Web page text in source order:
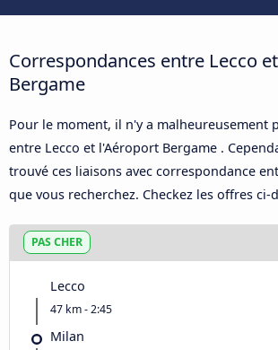
Correspondances entre Lecco
Bergame
Pour le moment, il n'y a malheureusement
entre Lecco et l'Aéroport Bergame .
trouvé ces liaisons avec correspondance
que vous recherchez. Checkez les offres ci-
PAS CHER
Lecco
47 km - 2:45
Milan